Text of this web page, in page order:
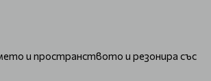
и пространството и резонира със